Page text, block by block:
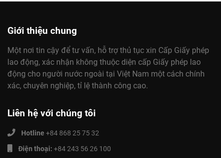
Giới thiệu chung
Một nơi tin cậy để tư vấn, hỗ trợ thủ tục xin Cấp Giấy phép
lao động, xác nhận không thuộc diện cấp Giấy phép lao
động cho người nước ngoài tại Việt Nam một cách chính
xác, chuyên nghiệp, tỉ lệ thành công cao.
Liên hệ với chúng tôi
Hotline +84 868 25 75 32
Điện thoại: +84 243 56 26 100